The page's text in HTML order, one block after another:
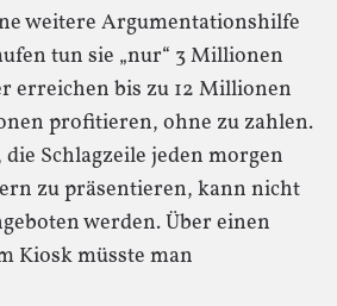
weitere Argumentationshilfe
tun sie „nur“ 3 Millionen
erreichen bis zu 12 Millionen
profitieren, ohne zu zahlen.
Schlagzeile jeden morgen
zu präsentieren, kann nicht
werden. Über einen
Kiosk müsste man